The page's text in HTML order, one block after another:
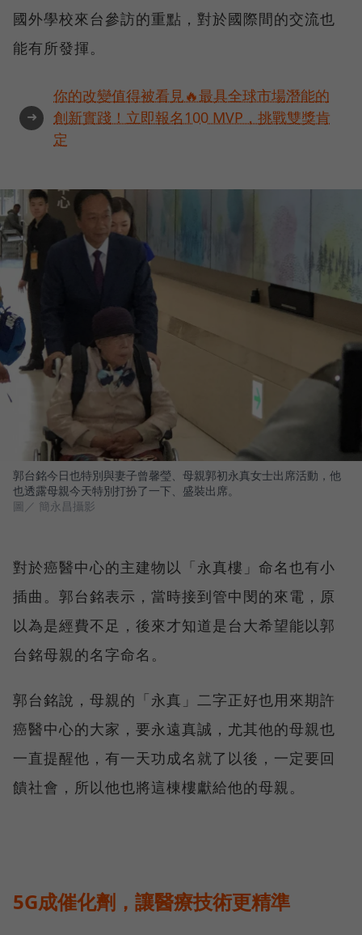
國外學校來台參訪的重點，對於國際間的交流也
能有所發揮。
➜
你的改變值得被看見🔥最具全球市場潛能的
創新實踐！立即報名100 MVP，挑戰雙獎肯
定
郭台銘今日也特別與妻子曾馨瑩、母親郭初永真女士出席活動，他
也透露母親今天特別打扮了一下、盛裝出席。
圖／ 簡永昌攝影
對於癌醫中心的主建物以「永真樓」命名也有小
插曲。郭台銘表示，當時接到管中閔的來電，原
以為是經費不足，後來才知道是台大希望能以郭
台銘母親的名字命名。
郭台銘說，母親的「永真」二字正好也用來期許
癌醫中心的大家，要永遠真誠，尤其他的母親也
一直提醒他，有一天功成名就了以後，一定要回
饋社會，所以他也將這棟樓獻給他的母親。
5G成催化劑，讓醫療技術更精準